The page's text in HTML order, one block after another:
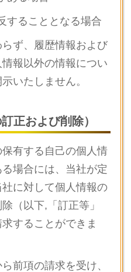
することとなる場合
ず、履歴情報および
報以外の情報につい
いたしません。
正および削除）
有する自己の個人情
場合には、当社が定
に対して個人情報の
（以下,「訂正等」
することができま
前項の請求を受け、